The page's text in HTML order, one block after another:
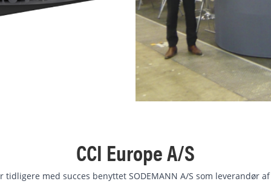
CCI Europe A/S
tidligere med succes benyttet SODEMANN A/S som leverandør